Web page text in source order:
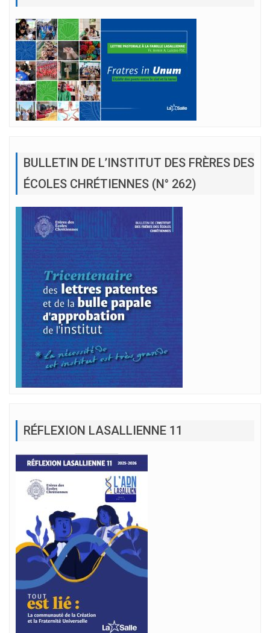
BULLETIN DE L’INSTITUT DES FRÈRES DES
ÉCOLES CHRÉTIENNES (N° 262)
RÉFLEXION LASALLIENNE 11